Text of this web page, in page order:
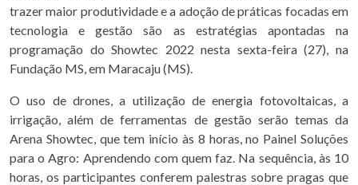
trazer maior produtividade e a adoção de práticas focadas em
tecnologia e gestão são as estratégias apontadas na
programação do Showtec 2022 nesta sexta-feira (27), na
Fundação MS, em Maracaju (MS).
O uso de drones, a utilização de energia fotovoltaicas, a
irrigação, além de ferramentas de gestão serão temas da
Arena Showtec, que tem início às 8 horas, no Painel Soluções
para o Agro: Aprendendo com quem faz. Na sequência, às 10
horas, os participantes conferem palestras sobre pragas que